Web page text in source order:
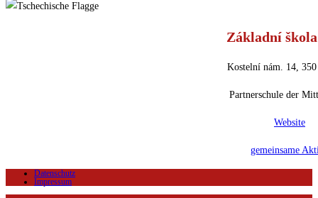
Základní
Kostelní nám. 14, 350
Partnerschule der
Website
gemeinsame
Datenschutz
Impressum